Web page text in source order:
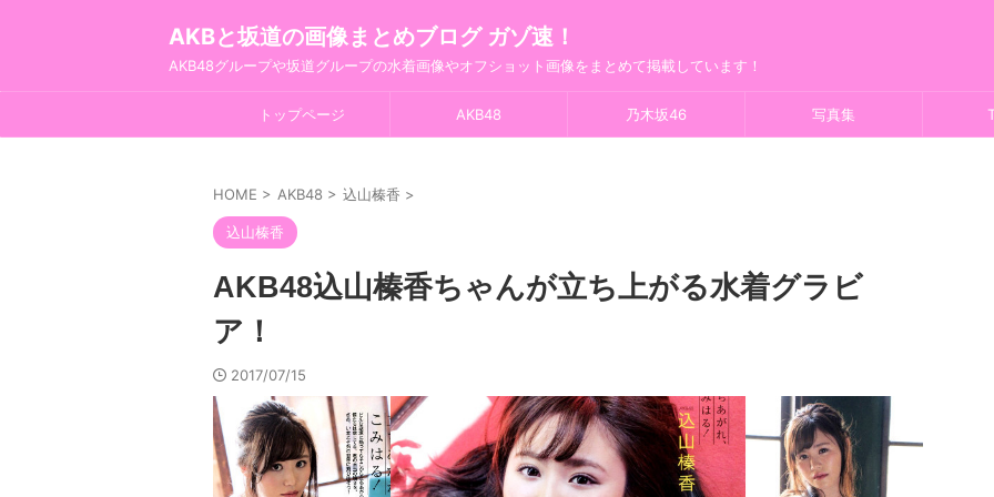
AKBと坂道の画像まとめブログ ガゾ速！
AKB48グループや坂道グループの水着画像やオフショット画像をまとめて掲載しています！
トップページ AKB48 乃木坂46 写真集
HOME > AKB48 > 込山榛香 >
込山榛香
AKB48込山榛香ちゃんが立ち上がる水着グラビ
ア！
2017/07/15